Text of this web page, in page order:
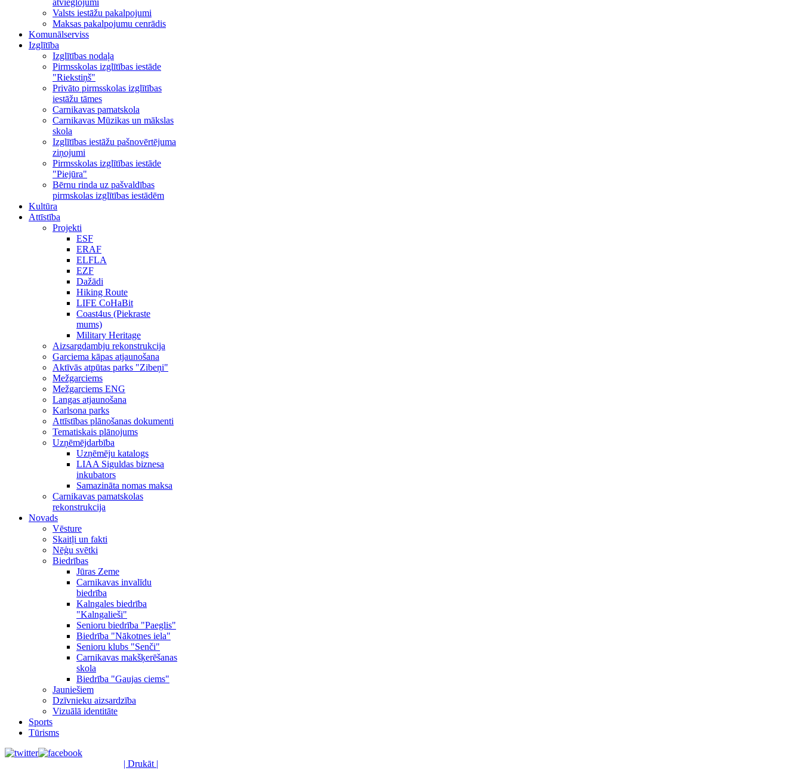
atvieglojumi
Valsts iestāžu pakalpojumi
Maksas pakalpojumu cenrādis
Komunālserviss
Izglītība
Izglītības nodaļa
Pirmsskolas izglītības iestāde
"Riekstiņš"
Privāto pirmsskolas izglītības
iestāžu tāmes
Carnikavas pamatskola
Carnikavas Mūzikas un mākslas
skola
Izglītības iestāžu pašnovērtējuma
ziņojumi
Pirmsskolas izglītības iestāde
"Piejūra"
Bērnu rinda uz pašvaldības
pirmskolas izglītības iestādēm
Kultūra
Attīstība
Projekti
ESF
ERAF
ELFLA
EZF
Dažādi
Hiking Route
LIFE CoHaBit
Coast4us (Piekraste
mums)
Military Heritage
Aizsargdambju rekonstrukcija
Garciema kāpas atjaunošana
Aktīvās atpūtas parks "Zibeņi"
Mežgarciems
Mežgarciems ENG
Langas atjaunošana
Karlsona parks
Attīstības plānošanas dokumenti
Tematiskais plānojums
Uzņēmējdarbība
Uzņēmēju katalogs
LIAA Siguldas biznesa
inkubators
Samazināta nomas maksa
Carnikavas pamatskolas
rekonstrukcija
Novads
Vēsture
Skaitļi un fakti
Nēģu svētki
Biedrības
Jūras Zeme
Carnikavas invalīdu
biedrība
Kalngales biedrība
"Kalngalieši"
Senioru biedrība "Paeglis"
Biedrība "Nākotnes iela"
Senioru klubs "Senči"
Carnikavas makšķerēšanas
skola
Biedrība "Gaujas ciems"
Jauniešiem
Dzīvnieku aizsardzība
Vizuālā identitāte
Sports
Tūrisms
| Drukāt |